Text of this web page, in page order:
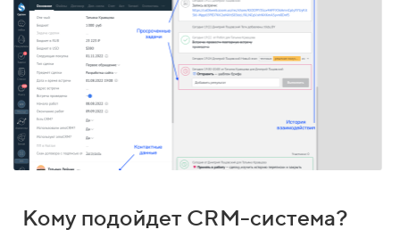
Кому подойдет CRM-система?